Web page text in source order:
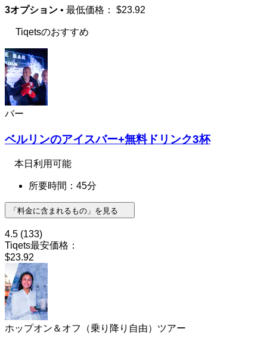
3オプション • 最低価格： $23.92
Tiqetsのおすすめ
バー
ベルリンのアイスバー+無料ドリンク3杯
本日利用可能
所要時間：45分
「料金に含まれるもの」を見る
4.5 (133)
Tiqets最安価格：
$23.92
ホップオン＆オフ（乗り降り自由）ツアー